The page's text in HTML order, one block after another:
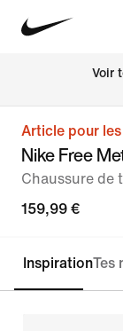
Voir
Article pour
Nike Free
Chaussure de
159,99 €
InspirationTes